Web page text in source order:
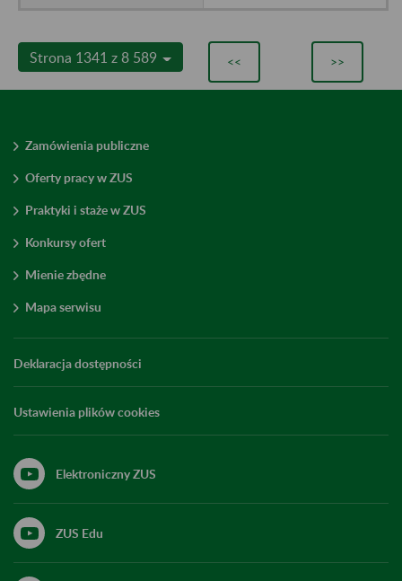
Strona 1341 z 8 589 << >>
Zamówienia publiczne
Oferty pracy w ZUS
Praktyki i staże w ZUS
Konkursy ofert
Mienie zbędne
Mapa serwisu
Deklaracja dostępności
Ustawienia plików cookies
Elektroniczny ZUS
ZUS Edu